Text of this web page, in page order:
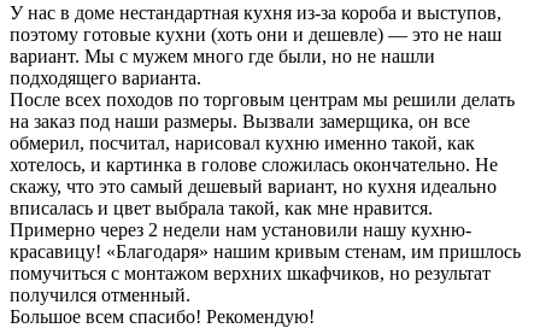
У нас в доме нестандартная кухня из-за короба и выступов,
поэтому готовые кухни (хоть они и дешевле) — это не наш
вариант. Мы с мужем много где были, но не нашли
подходящего варианта.
После всех походов по торговым центрам мы решили делать
на заказ под наши размеры. Вызвали замерщика, он все
обмерил, посчитал, нарисовал кухню именно такой, как
хотелось, и картинка в голове сложилась окончательно. Не
скажу, что это самый дешевый вариант, но кухня идеально
вписалась и цвет выбрала такой, как мне нравится.
Примерно через 2 недели нам установили нашу кухню-
красавицу! «Благодаря» нашим кривым стенам, им пришлось
помучиться с монтажом верхних шкафчиков, но результат
получился отменный.
Большое всем спасибо! Рекомендую!